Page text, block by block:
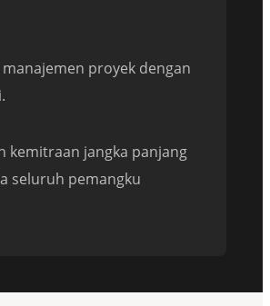
proyek dengan
kemitraan jangka panjang
seluruh pemangku